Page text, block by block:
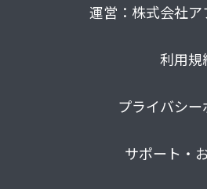
運営：株式会社ア
利用規
プライバシ
サポート・